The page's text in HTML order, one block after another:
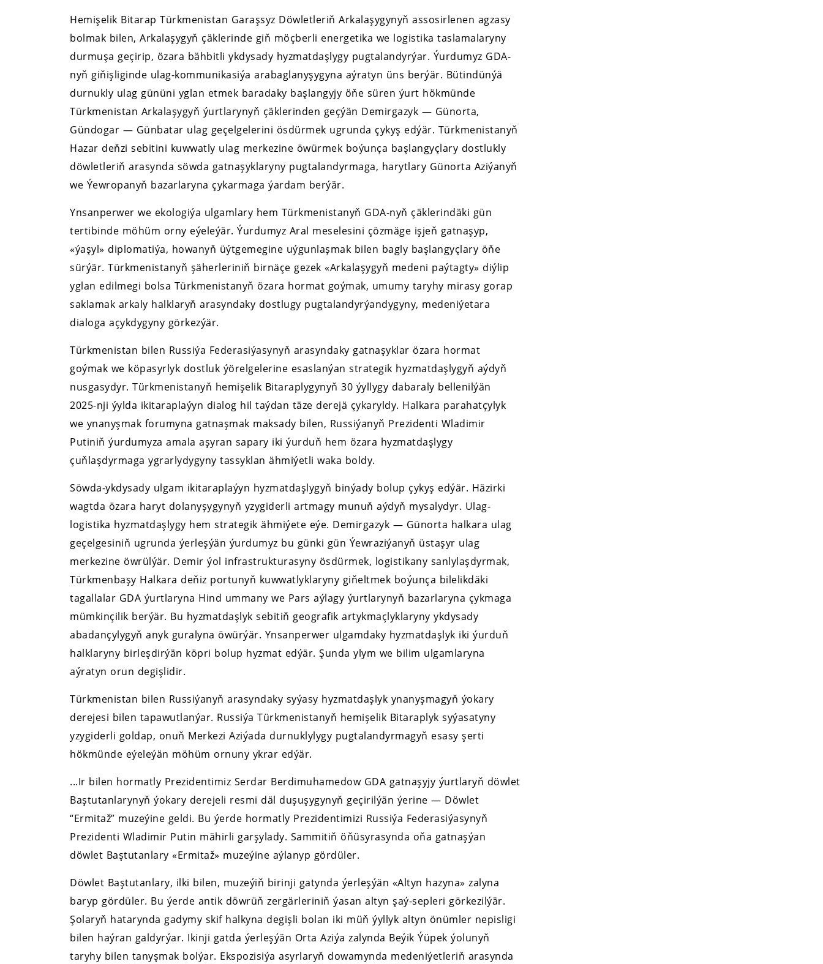
Hemişelik Bitarap Türkmenistan Garaşsyz Döwletleriň Arkalaşygynyň assosirlenen agzasy
bolmak bilen, Arkalaşygyň çäklerinde giň möçberli energetika we logistika taslamalaryny
durmuşa geçirip, özara bähbitli ykdysady hyzmatdaşlygy pugtalandyrýar. Ýurdumyz GDA-
nyň giňişliginde ulag-kommunikasiýa arabaglanyşygyna aýratyn üns berýär. Bütindünýä
durnukly ulag gününi yglan etmek baradaky başlangyjy öňe süren ýurt hökmünde
Türkmenistan Arkalaşygyň ýurtlarynyň çäklerinden geçýän Demirgazyk — Günorta,
Gündogar — Günbatar ulag geçelgelerini ösdürmek ugrunda çykyş edýär. Türkmenistanyň
Hazar deňzi sebitini kuwwatly ulag merkezine öwürmek boýunça başlangyçlary dostlukly
döwletleriň arasynda söwda gatnaşyklaryny pugtalandyrmaga, harytlary Günorta Aziýanyň
we Ýewropanyň bazarlaryna çykarmaga ýardam berýär.
Ynsanperwer we ekologiýa ulgamlary hem Türkmenistanyň GDA-nyň çäklerindäki gün
tertibinde möhüm orny eýeleýär. Ýurdumyz Aral meselesini çözmäge işjeň gatnaşyp,
«ýaşyl» diplomatiýa, howanyň üýtgemegine uýgunlaşmak bilen bagly başlangyçlary öňe
sürýär. Türkmenistanyň şäherleriniň birnäçe gezek «Arkalaşygyň medeni paýtagty» diýlip
yglan edilmegi bolsa Türkmenistanyň özara hormat goýmak, umumy taryhy mirasy gorap
saklamak arkaly halklaryň arasyndaky dostlugy pugtalandyrýandygyny, medeniýetara
dialoga açykdygyny görkezýär.
Türkmenistan bilen Russiýa Federasiýasynyň arasyndaky gatnaşyklar özara hormat
goýmak we köpasyrlyk dostluk ýörelgelerine esaslanýan strategik hyzmatdaşlygyň aýdyň
nusgasydyr. Türkmenistanyň hemişelik Bitaraplygynyň 30 ýyllygy dabaraly bellenilýän
2025-nji ýylda ikitaraplaýyn dialog hil taýdan täze derejä çykaryldy. Halkara parahatçylyk
we ynanyşmak forumyna gatnaşmak maksady bilen, Russiýanyň Prezidenti Wladimir
Putiniň ýurdumyza amala aşyran sapary iki ýurduň hem özara hyzmatdaşlygy
çuňlaşdyrmaga ygrarlydygyny tassyklan ähmiýetli waka boldy.
Söwda-ykdysady ulgam ikitaraplaýyn hyzmatdaşlygyň binýady bolup çykyş edýär. Häzirki
wagtda özara haryt dolanyşygynyň yzygiderli artmagy munuň aýdyň mysalydyr. Ulag-
logistika hyzmatdaşlygy hem strategik ähmiýete eýe. Demirgazyk — Günorta halkara ulag
geçelgesiniň ugrunda ýerleşýän ýurdumyz bu günki gün Ýewraziýanyň üstaşyr ulag
merkezine öwrülýär. Demir ýol infrastrukturasyny ösdürmek, logistikany sanlylaşdyrmak,
Türkmenbaşy Halkara deňiz portunyň kuwwatlyklaryny giňeltmek boýunça bilelikdäki
tagallalar GDA ýurtlaryna Hind ummany we Pars aýlagy ýurtlarynyň bazarlaryna çykmaga
mümkinçilik berýär. Bu hyzmatdaşlyk sebitiň geografik artykmaçlyklaryny ykdysady
abadançylygyň anyk guralyna öwürýär. Ynsanperwer ulgamdaky hyzmatdaşlyk iki ýurduň
halklaryny birleşdirýän köpri bolup hyzmat edýär. Şunda ylym we bilim ulgamlaryna
aýratyn orun degişlidir.
Türkmenistan bilen Russiýanyň arasyndaky syýasy hyzmatdaşlyk ynanyşmagyň ýokary
derejesi bilen tapawutlanýar. Russiýa Türkmenistanyň hemişelik Bitaraplyk syýasatyny
yzygiderli goldap, onuň Merkezi Aziýada durnuklylygy pugtalandyrmagyň esasy şerti
hökmünde eýeleýän möhüm ornuny ykrar edýär.
...Ir bilen hormatly Prezidentimiz Serdar Berdimuhamedow GDA gatnaşyjy ýurtlaryň döwlet
Baştutanlarynyň ýokary derejeli resmi däl duşuşygynyň geçirilýän ýerine — Döwlet
“Ermitaž” muzeýine geldi. Bu ýerde hormatly Prezidentimizi Russiýa Federasiýasynyň
Prezidenti Wladimir Putin mähirli garşylady. Sammitiň öňüsyrasynda oňa gatnaşýan
döwlet Baştutanlary «Ermitaž» muzeýine aýlanyp gördüler.
Döwlet Baştutanlary, ilki bilen, muzeýiň birinji gatynda ýerleşýän «Altyn hazyna» zalyna
baryp gördüler. Bu ýerde antik döwrüň zergärleriniň ýasan altyn şaý-sepleri görkezilýär.
Şolaryň hatarynda gadymy skif halkyna degişli bolan iki müň ýyllyk altyn önümler nepisligi
bilen haýran galdyrýar. Ikinji gatda ýerleşýän Orta Aziýa zalynda Beýik Ýüpek ýolunyň
taryhy bilen tanyşmak bolýar. Ekspozisiýa asyrlaryň dowamynda medeniýetleriň arasynda